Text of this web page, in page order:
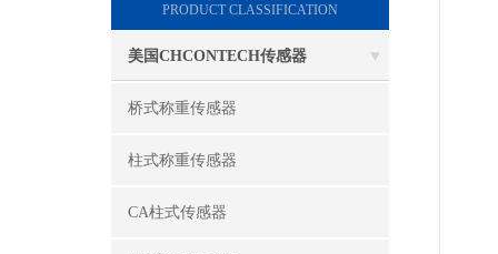
PRODUCT CLASSIFICATION
美国CHCONTECH传感器
桥式称重传感器
柱式称重传感器
CA柱式传感器